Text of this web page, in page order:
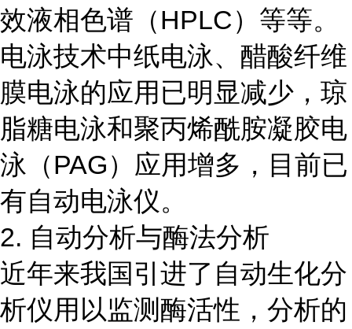
效液相色谱（HPLC）等等。
电泳技术中纸电泳、醋酸纤维
膜电泳的应用已明显减少，琼
脂糖电泳和聚丙烯酰胺凝胶电
泳（PAG）应用增多，目前已
有自动电泳仪。
2. 自动分析与酶法分析
近年来我国引进了自动生化分
析仪用以监测酶活性，分析的